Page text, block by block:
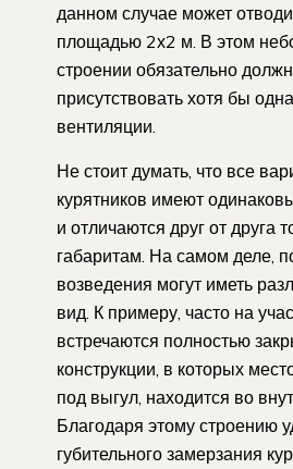
данном случае может
площадью 2х2 м. В этом
строении обязательно
присутствовать хотя бы
вентиляции.
Не стоит думать, что все
курятников имеют
и отличаются друг от друга
габаритам. На самом деле,
возведения могут иметь
вид. К примеру, часто на
встречаются полностью
конструкции, в которых
под выгул, находится во
Благодаря этому строению
губительного замерзания